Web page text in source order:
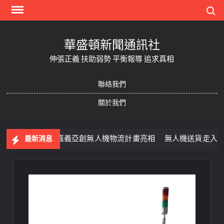
Skip
華盛頓新聞通訊社
伸張正義 扶助弱勢 平衡報導 追求真相
聯絡我們
關於我們
最新消息
嘉義亞創無人機物流計畫亮相 無人機送貨走入生活